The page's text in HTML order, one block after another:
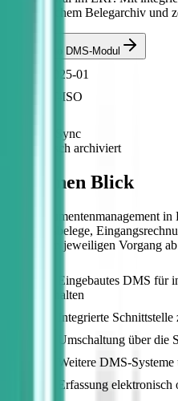
automatischem Belegarchiv
Live-Demo DMS-Modul
RE-2025-01
CERT-ISO
ecoDMS Sync
Automatisch archiviert
Auf einen Blick
Das Dokumentenmanagement
Ausgangsbelege,
legt sie am jeweiligen Vorgang
Eingebautes DMS für
enthalten
Integrierte
Umschaltung über die
Weitere DMS-
Erfassung